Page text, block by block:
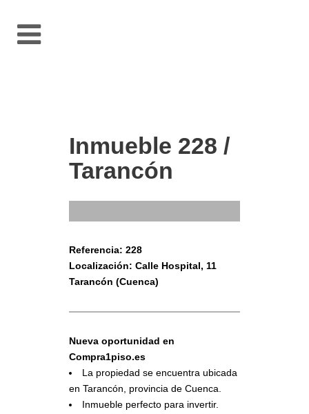
Inmueble 228 /
Tarancón
Referencia: 228
Localización: Calle Hospital, 11
Tarancón (Cuenca)
Nueva oportunidad en
Compra1piso.es
La propiedad se encuentra ubicada
en Tarancón, provincia de Cuenca.
Inmueble perfecto para invertir.